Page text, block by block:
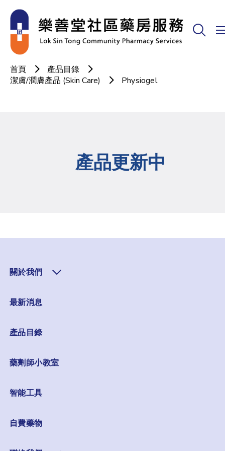
首頁
產品目錄
潔膚/潤膚產品 (Skin Care)
Physiogel
產品更新中
關於我們
最新消息
產品目錄
藥劑師小教室
智能工具
自費藥物